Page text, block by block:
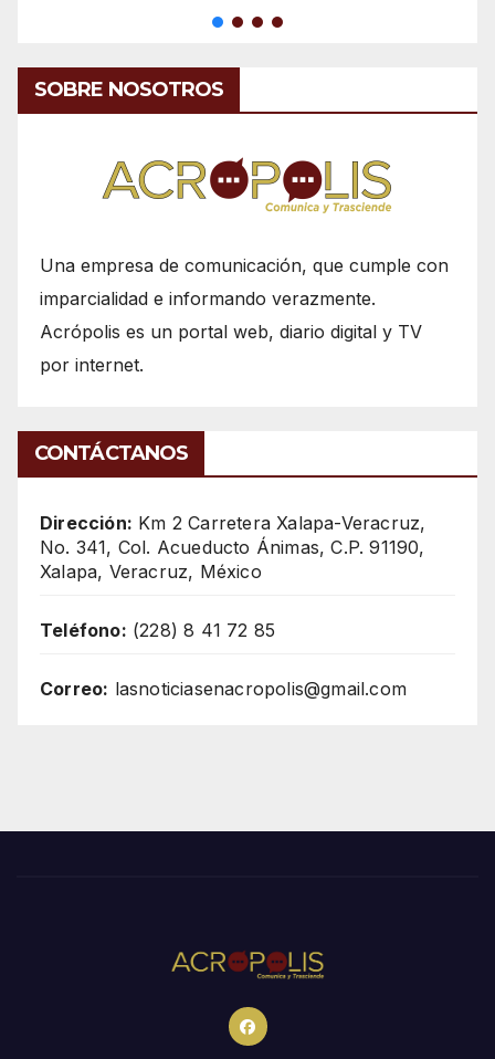
SOBRE NOSOTROS
Una empresa de comunicación, que cumple con
imparcialidad e informando verazmente.
Acrópolis es un portal web, diario digital y TV
por internet.
CONTÁCTANOS
Dirección: Km 2 Carretera Xalapa-Veracruz,
No. 341, Col. Acueducto Ánimas, C.P. 91190,
Xalapa, Veracruz, México
Teléfono: (228) 8 41 72 85
Correo: lasnoticiasenacropolis@gmail.com